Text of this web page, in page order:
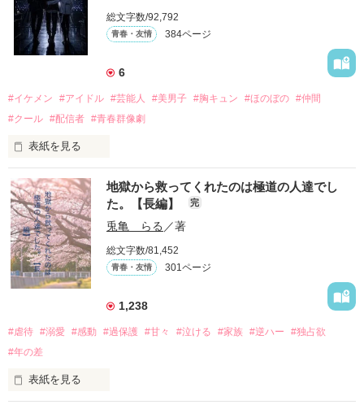
総文字数/92,792
青春・友情 384ページ
6
#イケメン #アイドル #芸能人 #美男子 #胸キュン #ほのぼの #仲間
#クール #配信者 #青春群像劇
表紙を見る
推しは画面の向こうにいるはずだったのに、仕事先で毎日会っ
ています。
不器用でも努力を諦めない赤。
無口で頼れる黒。
天才肌で笑顔が眩しい白。
三人の姿に勇気をもらい、「私も一歩踏み出してみたい」と思
えるようになった。
笑って、ときどき泣ける。
地獄から救ってくれたのは極道の人達でし
た。【長編】
完
兎亀 らる ／著
総文字数/81,452
青春・友情 301ページ
1,238
#虐待 #溺愛 #感動 #過保護 #甘々 #泣ける #家族 #逆ハー
#独占欲
#年の差
表紙を見る